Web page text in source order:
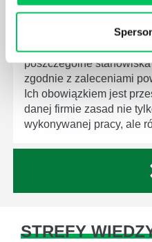
CZYM ZAJMUJE SIĘ
LABORATORIUM?
W każdym miejscu pracy
poszczególne
zgodnie z zaleceniami
Ich obowiązkiem jest
danej firmie zasad nie
wykonywanej pracy, ale
STREFY